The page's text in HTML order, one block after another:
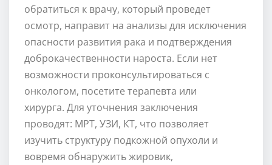
обратиться к врачу, который проведет
осмотр, направит на анализы для исключения
опасности развития рака и подтверждения
доброкачественности нароста. Если нет
возможности проконсультироваться с
онкологом, посетите терапевта или
хирурга. Для уточнения заключения
проводят: МРТ, УЗИ, КТ, что позволяет
изучить структуру подкожной опухоли и
вовремя обнаружить жировик,